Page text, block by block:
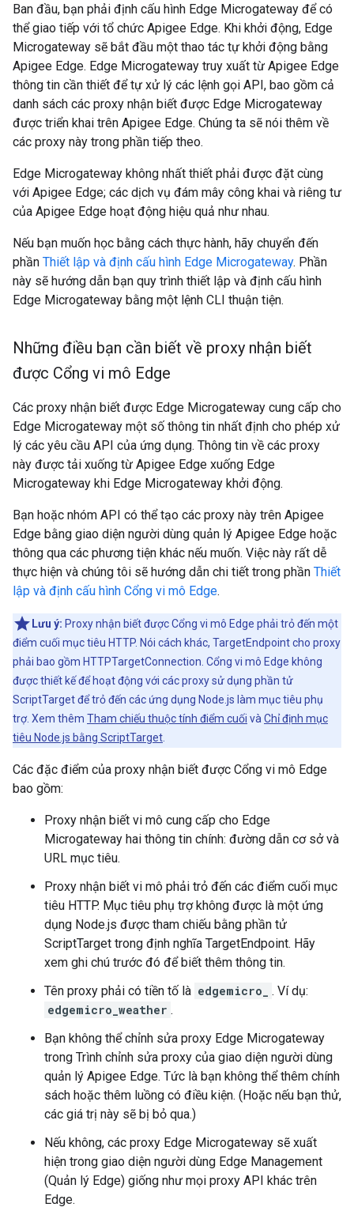
Ban đầu, bạn phải định cấu hình Edge Microgateway để có
thể giao tiếp với tổ chức Apigee Edge. Khi khởi động, Edge
Microgateway sẽ bắt đầu một thao tác tự khởi động bằng
Apigee Edge. Edge Microgateway truy xuất từ Apigee Edge
thông tin cần thiết để tự xử lý các lệnh gọi API, bao gồm cả
danh sách các proxy nhận biết được Edge Microgateway
được triển khai trên Apigee Edge. Chúng ta sẽ nói thêm về
các proxy này trong phần tiếp theo.
Edge Microgateway không nhất thiết phải được đặt cùng
với Apigee Edge; các dịch vụ đám mây công khai và riêng tư
của Apigee Edge hoạt động hiệu quả như nhau.
Nếu bạn muốn học bằng cách thực hành, hãy chuyển đến
phần Thiết lập và định cấu hình Edge Microgateway. Phần
này sẽ hướng dẫn bạn quy trình thiết lập và định cấu hình
Edge Microgateway bằng một lệnh CLI thuận tiện.
Những điều bạn cần biết về proxy nhận biết
được Cổng vi mô Edge
Các proxy nhận biết được Edge Microgateway cung cấp cho
Edge Microgateway một số thông tin nhất định cho phép xử
lý các yêu cầu API của ứng dụng. Thông tin về các proxy
này được tải xuống từ Apigee Edge xuống Edge
Microgateway khi Edge Microgateway khởi động.
Bạn hoặc nhóm API có thể tạo các proxy này trên Apigee
Edge bằng giao diện người dùng quản lý Apigee Edge hoặc
thông qua các phương tiện khác nếu muốn. Việc này rất dễ
thực hiện và chúng tôi sẽ hướng dẫn chi tiết trong phần Thiết
lập và định cấu hình Cổng vi mô Edge.
Lưu ý: Proxy nhận biết được Cổng vi mô Edge phải trỏ đến một
điểm cuối mục tiêu HTTP. Nói cách khác, TargetEndpoint cho proxy
phải bao gồm HTTPTargetConnection. Cổng vi mô Edge không
được thiết kế để hoạt động với các proxy sử dụng phần tử
ScriptTarget để trỏ đến các ứng dụng Node.js làm mục tiêu phụ
trợ. Xem thêm Tham chiếu thuộc tính điểm cuối vàChỉ định mục
tiêu Node.js bằng ScriptTarget.
Các đặc điểm của proxy nhận biết được Cổng vi mô Edge
bao gồm:
Proxy nhận biết vi mô cung cấp cho Edge
Microgateway hai thông tin chính: đường dẫn cơ sở và
URL mục tiêu.
Proxy nhận biết vi mô phải trỏ đến các điểm cuối mục
tiêu HTTP. Mục tiêu phụ trợ không được là một ứng
dụng Node.js được tham chiếu bằng phần tử
ScriptTarget trong định nghĩa TargetEndpoint. Hãy
xem ghi chú trước đó để biết thêm thông tin.
Tên proxy phải có tiền tố là edgemicro_
. Ví dụ:
edgemicro_weather .
Bạn không thể chỉnh sửa proxy Edge Microgateway
trong Trình chỉnh sửa proxy của giao diện người dùng
quản lý Apigee Edge. Tức là bạn không thể thêm chính
sách hoặc thêm luồng có điều kiện. (Hoặc nếu bạn thử,
các giá trị này sẽ bị bỏ qua.)
Nếu không, các proxy Edge Microgateway sẽ xuất
hiện trong giao diện người dùng Edge Management
(Quản lý Edge) giống như mọi proxy API khác trên
Edge.